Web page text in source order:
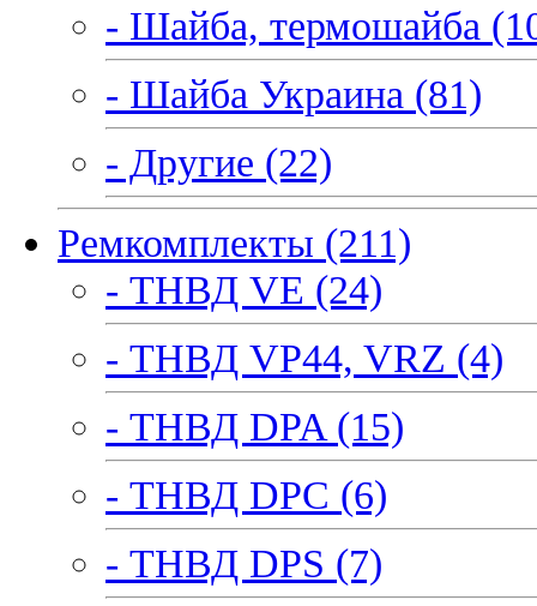
- Шайба, термошайба
- Шайба Украина (81)
- Другие (22)
Ремкомплекты (211)
- ТНВД VE (24)
- ТНВД VP44, VRZ (4)
- ТНВД DPA (15)
- ТНВД DPC (6)
- ТНВД DPS (7)